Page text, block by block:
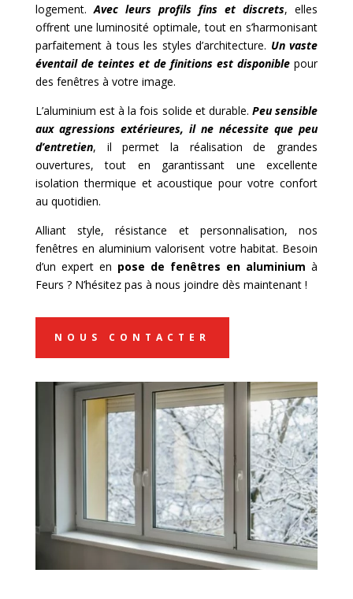
logement.Avec leurs profils fins et discrets, elles
offrent une luminosité optimale, tout en s’harmonisant
parfaitement à tous les styles d’architecture. Un vaste
éventail de teintes et de finitions est disponible pour
des fenêtres à votre image.
L’aluminium est à la fois solide et durable.Peu sensible
aux agressions extérieures, il ne nécessite que peu
d’entretien, il permet la réalisation de grandes
ouvertures, tout en garantissant une excellente
isolation thermique et acoustique pour votre confort
au quotidien.
Alliant style, résistance et personnalisation, nos
fenêtres en aluminium valorisent votre habitat. Besoin
d’un expert en pose de fenêtres en aluminium à
Feurs ? N’hésitez pas à nous joindre dès maintenant !
NOUS CONTACTER